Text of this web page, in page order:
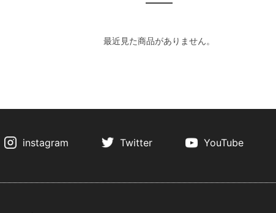
最近見た商品がありません。
instagram Twitter YouTube